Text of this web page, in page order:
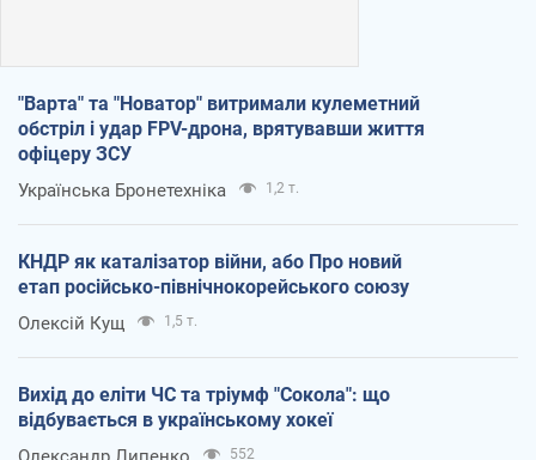
"Варта" та "Новатор" витримали кулеметний
обстріл і удар FPV-дрона, врятувавши життя
офіцеру ЗСУ
Українська Бронетехніка 1,2 т.
КНДР як каталізатор війни, або Про новий
етап російсько-північнокорейського союзу
Олексій Кущ 1,5 т.
Вихід до еліти ЧС та тріумф "Сокола": що
відбувається в українському хокеї
552